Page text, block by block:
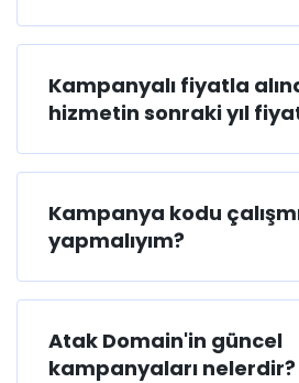
Kampanyalı fiyatla
hizmetin sonraki yıl
Kampanya kodu
yapmalıyım?
Atak Domain'in güncel
kampanyaları nelerdir?